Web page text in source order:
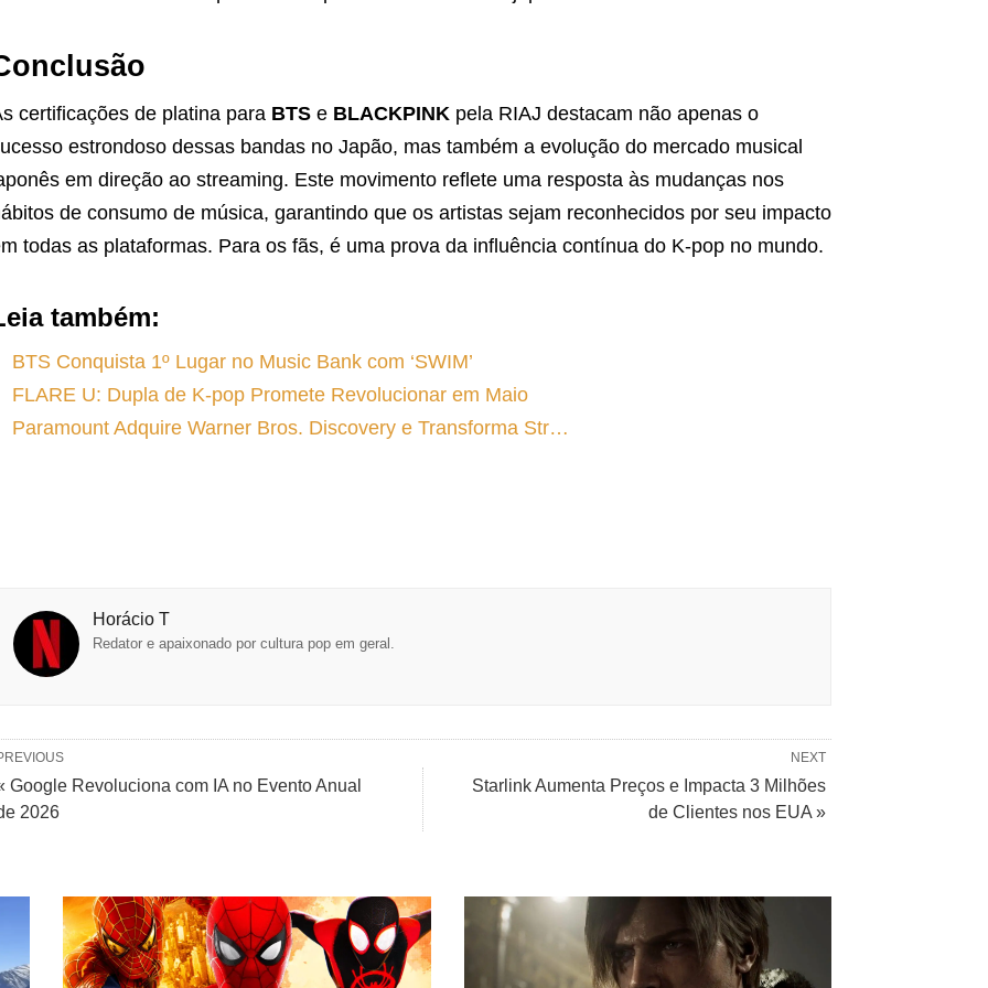
certificações de platina para BTSe BLACKPINK pela RIAJ destacam não apenas o
estrondoso dessas bandas no Japão, mas também a evolução do mercado musical
em direção ao streaming. Este movimento reflete uma resposta às mudanças nos
de consumo de música, garantindo que os artistas sejam reconhecidos por seu impacto
todas as plataformas. Para os fãs, é uma prova da influência contínua do K-pop no mundo.
também:
BTS Conquista 1º Lugar no Music Bank com ‘SWIM’
FLARE U: Dupla de K-pop Promete Revolucionar em Maio
Paramount Adquire Warner Bros. Discovery e Transforma Str…
Horácio T
Redator e apaixonado por cultura pop em geral.
NEXT
Starlink Aumenta Preços e Impacta 3 Milhões
de Clientes nos EUA »
Google Revoluciona com IA no Evento Anual
2026